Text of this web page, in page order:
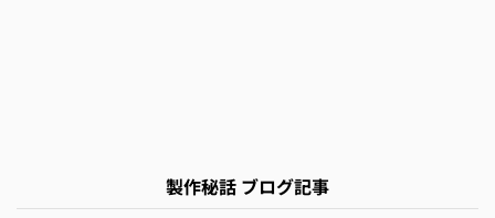
製作秘話 ブログ記事